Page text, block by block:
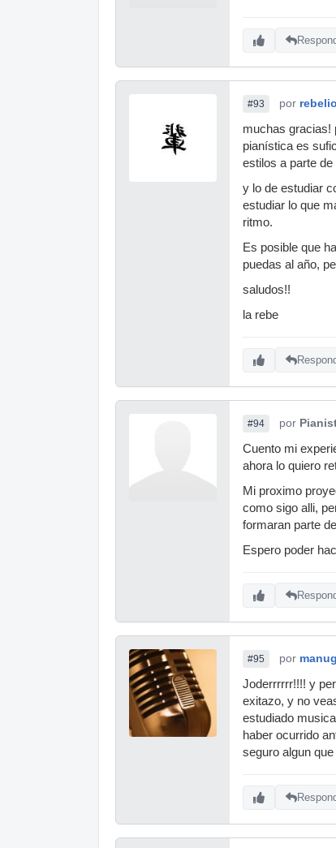
#93 por
muchas gracias!
pianística es
estilos a parte
y lo de estudiar
estudiar lo que
ritmo.
Es posible que
puedas al año,
saludos!!
la rebe
#94 por
Cuento mi
ahora lo quiero
Mi proximo
como sigo alli,
formaran parte
Espero poder
#95 por
Joderrrrrr!!!! y
exitazo, y no
estudiado
haber ocurrido
seguro algun